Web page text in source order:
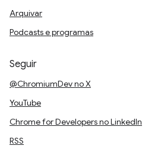
Arquivar
Podcasts e programas
Seguir
@ChromiumDev no X
YouTube
Chrome for Developers no LinkedIn
RSS